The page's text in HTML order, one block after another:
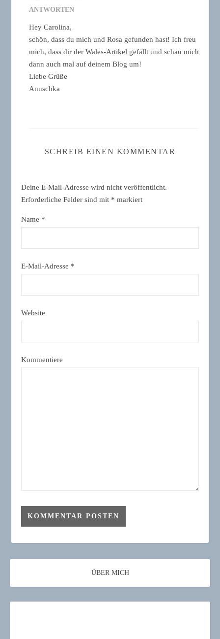
ANTWORTEN
Hey Carolina,
schön, dass du mich und Rosa gefunden hast! Ich freu
mich, dass dir der Wales-Artikel gefällt und schau mich
dann auch mal auf deinem Blog um!
Liebe Grüße
Anuschka
SCHREIB EINEN KOMMENTAR
Deine E-Mail-Adresse wird nicht veröffentlicht.
Erforderliche Felder sind mit * markiert
Name *
E-Mail-Adresse *
Website
Kommentiere
ÜBER MICH